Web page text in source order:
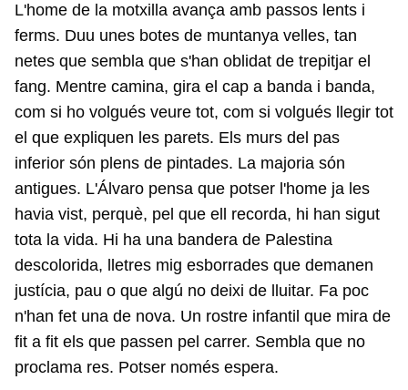
L'home de la motxilla avança amb passos lents i
ferms. Duu unes botes de muntanya velles, tan
netes que sembla que s'han oblidat de trepitjar el
fang. Mentre camina, gira el cap a banda i banda,
com si ho volgués veure tot, com si volgués llegir tot
el que expliquen les parets. Els murs del pas
inferior són plens de pintades. La majoria són
antigues. L'Álvaro pensa que potser l'home ja les
havia vist, perquè, pel que ell recorda, hi han sigut
tota la vida. Hi ha una bandera de Palestina
descolorida, lletres mig esborrades que demanen
justícia, pau o que algú no deixi de lluitar. Fa poc
n'han fet una de nova. Un rostre infantil que mira de
fit a fit els que passen pel carrer. Sembla que no
proclama res. Potser només espera.